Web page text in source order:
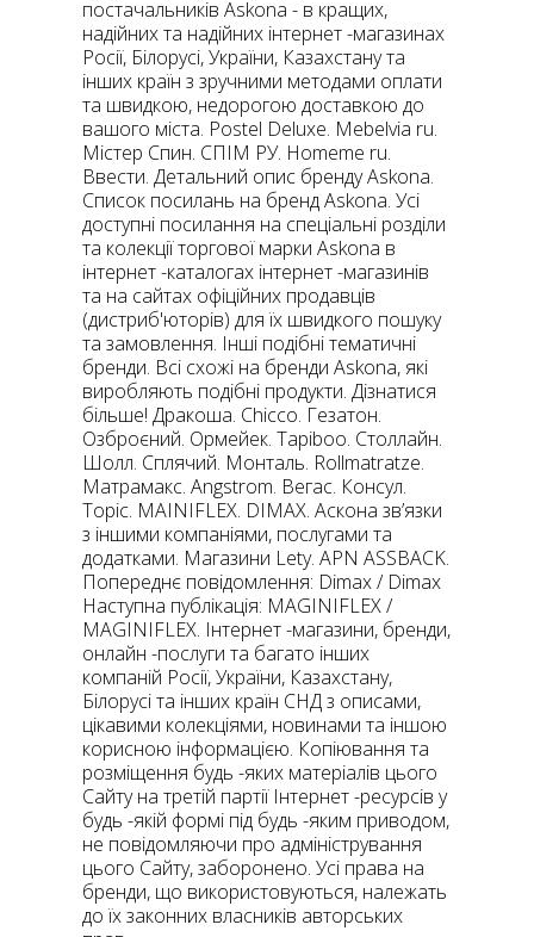
постачальників Askona - в кращих,
надійних та надійних інтернет -магазинах
Росії, Білорусі, України, Казахстану та
інших країн з зручними методами оплати
та швидкою, недорогою доставкою до
вашого міста. Postel Deluxe. Mebelvia ru.
Містер Спин. СПІМ РУ. Homeme ru.
Ввести. Детальний опис бренду Askona.
Список посилань на бренд Askona. Усі
доступні посилання на спеціальні розділи
та колекції торгової марки Askona в
інтернет -каталогах інтернет -магазинів
та на сайтах офіційних продавців
(дистриб'юторів) для їх швидкого пошуку
та замовлення. Інші подібні тематичні
бренди. Всі схожі на бренди Askona, які
виробляють подібні продукти. Дізнатися
більше! Дракоша. Chicco. Гезатон.
Озброєний. Ормейек. Tapiboo. Столлайн.
Шолл. Сплячий. Монталь. Rollmatratze.
Матрамакс. Angstrom. Вегас. Консул.
Торіс. MAINIFLEX. DIMAX. Аскона зв’язки
з іншими компаніями, послугами та
додатками. Магазини Lety. APN ASSBACK.
Попереднє повідомлення: Dimax / Dimax
Наступна публікація: MAGINIFLEX /
MAGINIFLEX. Інтернет -магазини, бренди,
онлайн -послуги та багато інших
компаній Росії, України, Казахстану,
Білорусі та інших країн СНД з описами,
цікавими колекціями, новинами та іншою
корисною інформацією. Копіювання та
розміщення будь -яких матеріалів цього
Сайту на третій партії Інтернет -ресурсів у
будь -якій формі під будь -яким приводом,
не повідомляючи про адміністрування
цього Сайту, заборонено. Усі права на
бренди, що використовуються, належать
до їх законних власників авторських